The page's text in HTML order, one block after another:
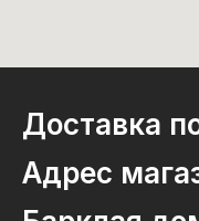
Доставка
Адрес